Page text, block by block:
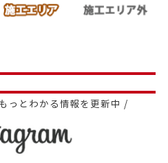
っとわかる情報を更新中 /